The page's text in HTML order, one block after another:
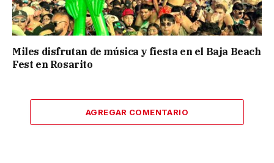
Miles disfrutan de música y fiesta en el Baja Beach
Fest en Rosarito
AGREGAR COMENTARIO